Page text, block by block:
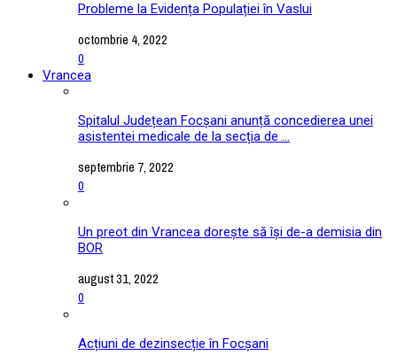
Probleme la Evidența Populației în Vaslui
octombrie 4, 2022
0
Vrancea
Spitalul Județean Focșani anunță concedierea unei
asistentei medicale de la secția de ...
septembrie 7, 2022
0
Un preot din Vrancea dorește să își de-a demisia din
BOR
august 31, 2022
0
Acțiuni de dezinsecție în Focșani